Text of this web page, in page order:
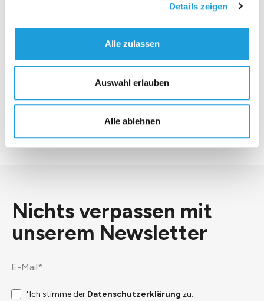
Details zeigen
Alle zulassen
Auswahl erlauben
Alle ablehnen
Nichts verpassen mit
unserem Newsletter
*Ich stimme der Datenschutzerklärung zu.